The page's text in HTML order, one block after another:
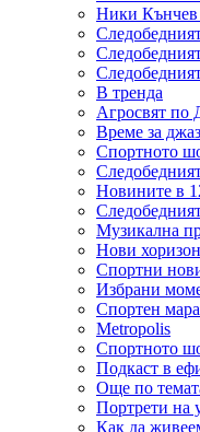
Ники
В тренда
Агросвят по
Време за джаз
Спортното
Новините в
Музикална
Нови
Спортни
Избрани
Спортен
Metropolis
Спортното
Подкаст в
Още по
Портрети на
Как да